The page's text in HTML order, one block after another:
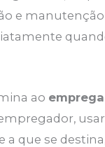
e
ao
a que se